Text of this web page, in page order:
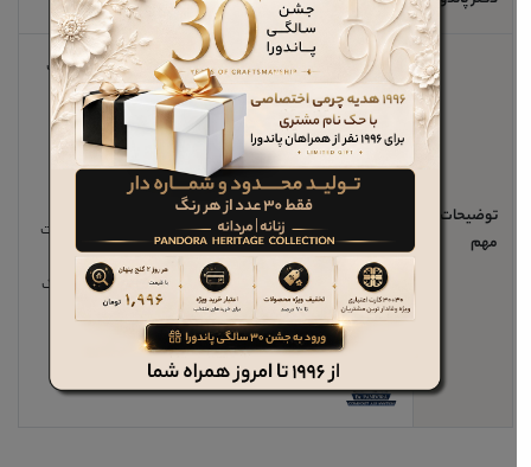
توضیحات
مهم
صندلهای سواس با رعایت استاندارد های ارگونومی پا و قالب
های طبی منحصر بفرد <دکتر پاندورا>
دارای زیره های بسیار سبک و منعطف،مجهز به کفی چرم
طبیعی،مناسب برای استفاده طولانی مدت
و پیاده وری بوده و ویژگی های خاص زیره، فشار از پاشنه پا و
همچنین زانو را کاهش داده و در نتیجه
مانع ایجاد کمردرد یا درد در ناحیه زانو می شود. سری محصولات
سواس زیر مجموعه تولیدات پاندورا
بوده و با استفاده از بهترین مواد اولیه و چرم طبیعی درجه یک
ساخته و در شعب و سایت پاندورا
عرضه می گردد.برای خرید این محصول کلیک کنید.